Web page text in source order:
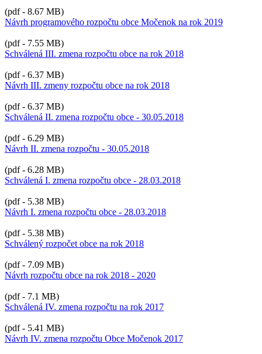
(pdf - 8.67 MB)
Návrh programového rozpočtu obce Močenok na rok 2019
(pdf - 7.55 MB)
Schválená III. zmena rozpočtu obce na rok 2018
(pdf - 6.37 MB)
Návrh III. zmeny rozpočtu obce na rok 2018
(pdf - 6.37 MB)
Schválená II. zmena rozpočtu obce - 30.05.2018
(pdf - 6.29 MB)
Návrh II. zmena rozpočtu - 30.05.2018
(pdf - 6.28 MB)
Schválená I. zmena rozpočtu obce - 28.03.2018
(pdf - 5.38 MB)
Návrh I. zmena rozpočtu obce - 28.03.2018
(pdf - 5.38 MB)
Schválený rozpočet obce na rok 2018
(pdf - 7.09 MB)
Návrh rozpočtu obce na rok 2018 - 2020
(pdf - 7.1 MB)
Schválená IV. zmena rozpočtu na rok 2017
(pdf - 5.41 MB)
Návrh IV. zmena rozpočtu Obce Močenok 2017